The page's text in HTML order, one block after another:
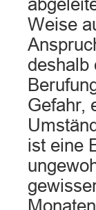
Weise
deshalb
Gefahr,
ist eine